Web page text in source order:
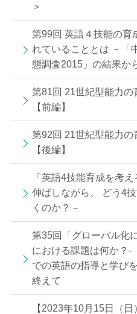
＞
第99回 英語４技能の育
れていることとは －「
態調査2015」の結果か
第81回 21世紀型能力の
【前編】
第92回 21世紀型能力の
【後編】
「英語4技能育成を考
伸ばしながら、 どう4
くのか？－
第35回「グローバル化
における課題は何か？‐
での英語の指導と学び
終えて
【2023年10月15日（